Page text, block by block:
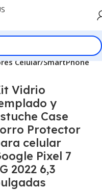
Celular/SmartPhone
Vidrio
y
Case
Protector
celular
Pixel 7
2022 6,3